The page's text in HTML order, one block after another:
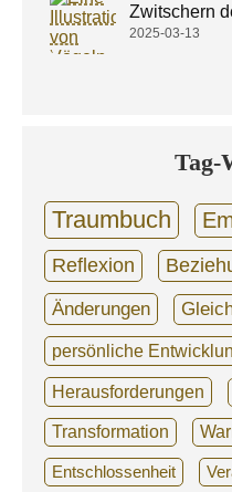
Zwitschern
2025-03-13
Tag-
Traumbuch
Reflexion
Änderungen
persönliche
Herausforderungen
Transformation
Entschlossenheit